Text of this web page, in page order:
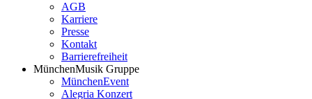
AGB
Karriere
Presse
Kontakt
Barrierefreiheit
MünchenMusik Gruppe
MünchenEvent
Alegria Konzert